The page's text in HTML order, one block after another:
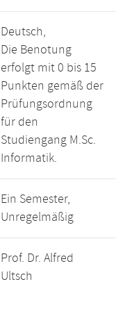
Deutsch,
Die Benotung
erfolgt mit 0 bis 15
Punkten gemäß der
Prüfungsordnung
für den
Studiengang M.Sc.
Informatik.
Ein Semester,
Unregelmäßig
Prof. Dr. Alfred
Ultsch